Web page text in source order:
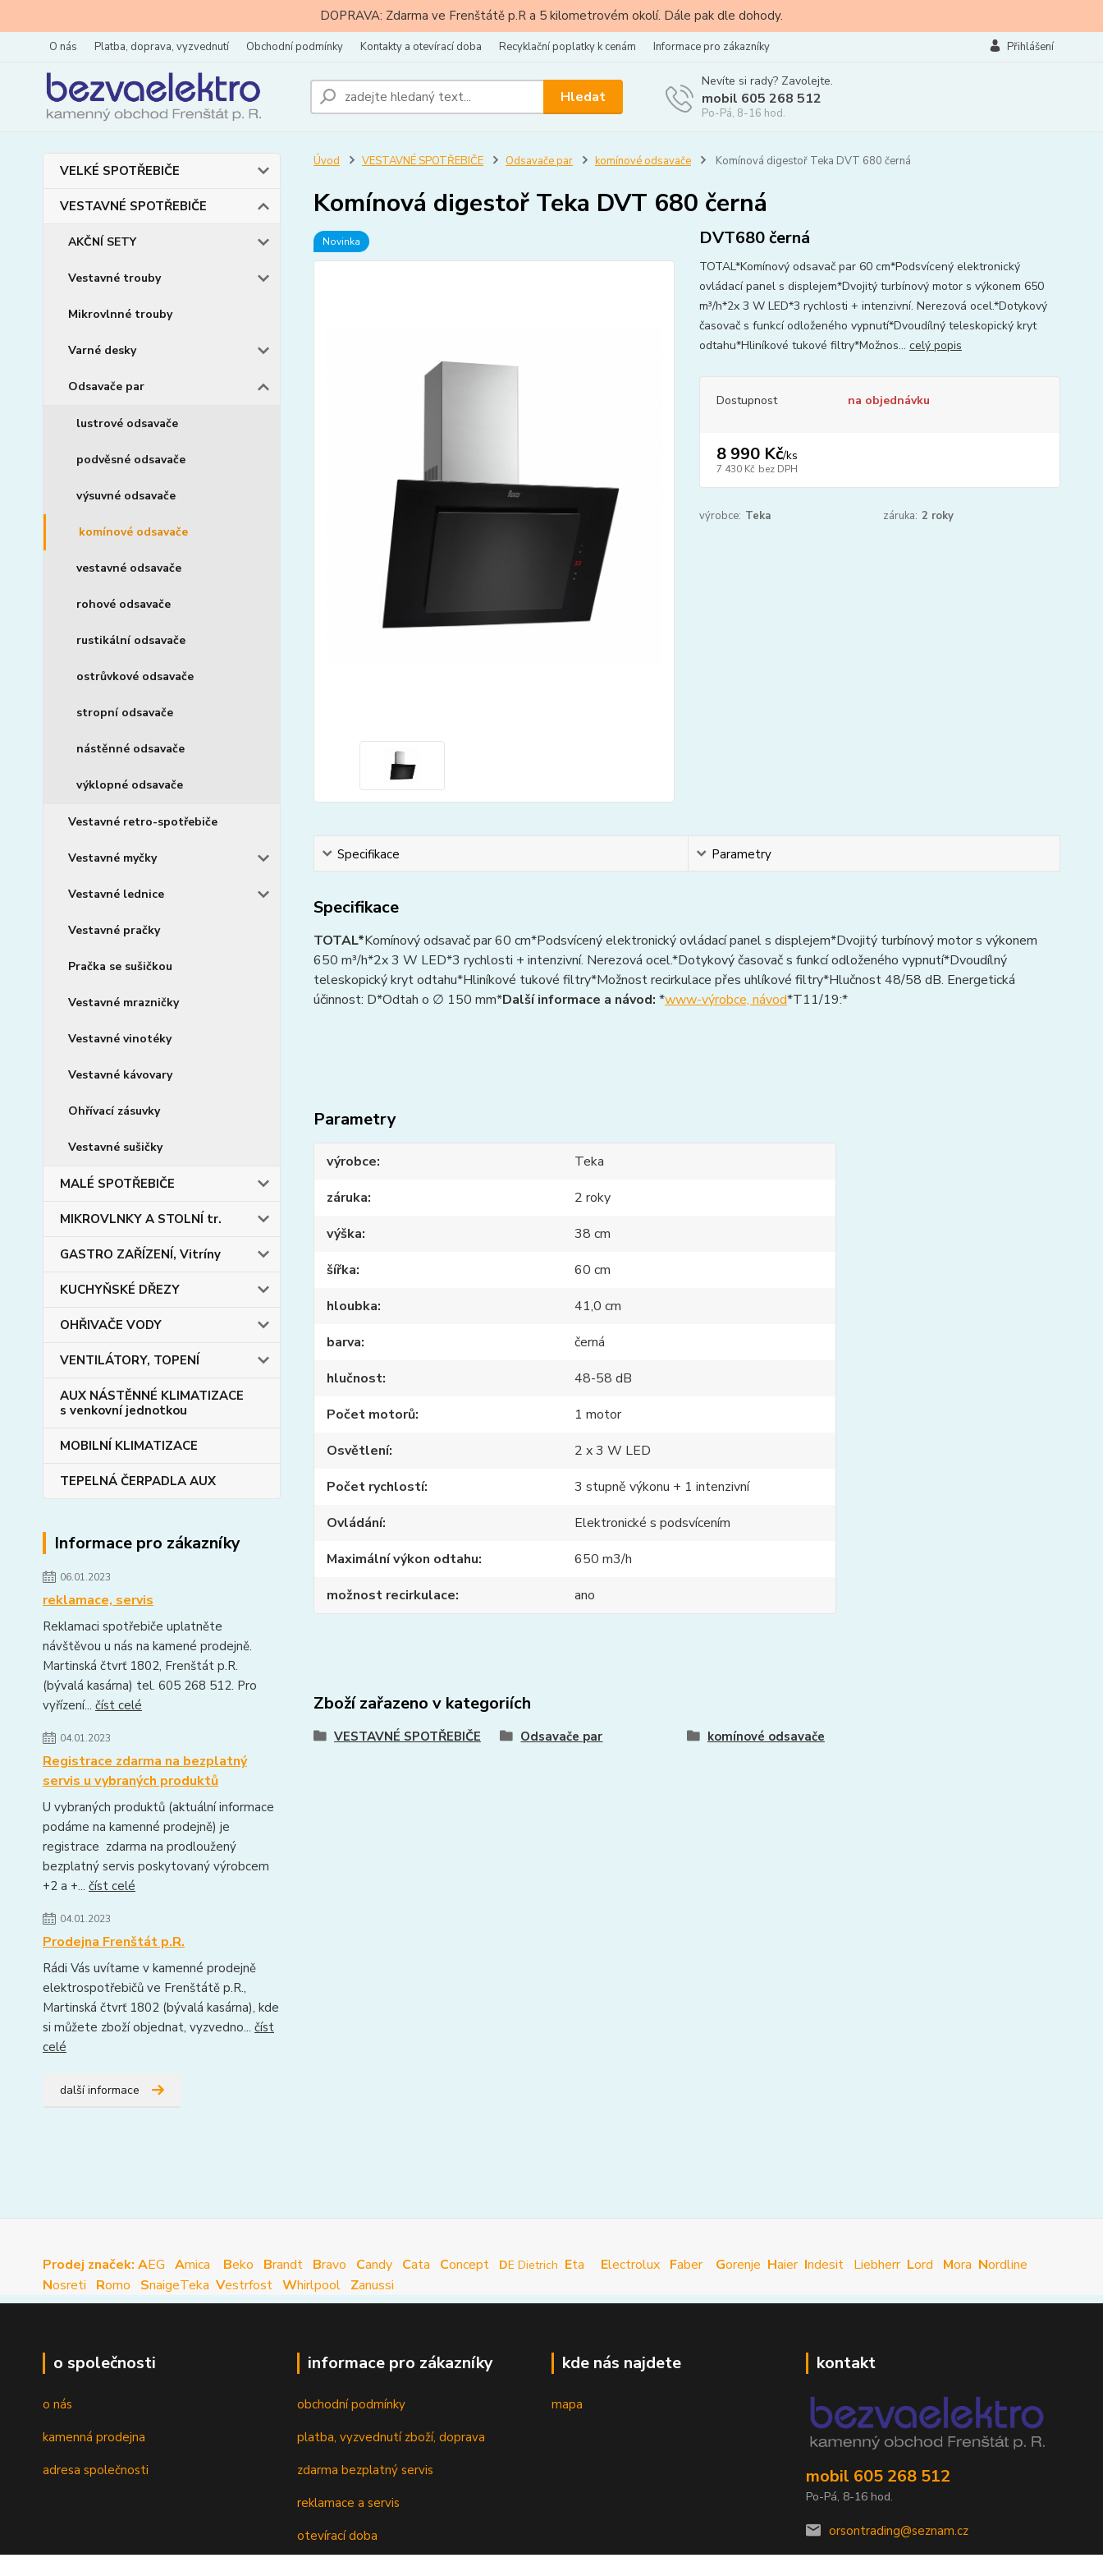
DOPRAVA: Zdarma ve Frenštátě p.R a 5 kilometrovém okolí. Dále pak dle dohody.
O nás Platba, doprava, vyzvednutí Obchodní podmínky Kontakty a otevírací doba Recyklační poplatky k cenám Informace pro zákazníky Přihlášení
Hledat
Nevíte si rady? Zavolejte.
mobil 605 268 512
Po-Pá, 8-16 hod.
VELKÉ SPOTŘEBIČE
VESTAVNÉ SPOTŘEBIČE
AKČNÍ SETY
Vestavné trouby
Mikrovlnné trouby
Varné desky
Odsavače par
lustrové odsavače
podvěsné odsavače
výsuvné odsavače
komínové odsavače
vestavné odsavače
rohové odsavače
rustikální odsavače
ostrůvkové odsavače
stropní odsavače
nástěnné odsavače
výklopné odsavače
Vestavné retro-spotřebiče
Vestavné myčky
Vestavné lednice
Vestavné pračky
Pračka se sušičkou
Vestavné mrazničky
Vestavné vinotéky
Vestavné kávovary
Ohřívací zásuvky
Vestavné sušičky
MALÉ SPOTŘEBIČE
MIKROVLNKY A STOLNÍ tr.
GASTRO ZAŘÍZENÍ, Vitríny
KUCHYŇSKÉ DŘEZY
OHŘIVAČE VODY
VENTILÁTORY, TOPENÍ
AUX NÁSTĚNNÉ KLIMATIZACE
s venkovní jednotkou
MOBILNÍ KLIMATIZACE
TEPELNÁ ČERPADLA AUX
Informace pro zákazníky
06.01.2023
reklamace, servis
Reklamaci spotřebiče uplatněte
návštěvou u nás na kamené prodejně.
Martinská čtvrť 1802, Frenštát p.R.
(bývalá kasárna) tel. 605 268 512. Pro
vyřízení... číst celé
04.01.2023
Registrace zdarma na bezplatný
servis u vybraných produktů
U vybraných produktů (aktuální informace
podáme na kamenné prodejně) je
registrace zdarma na prodloužený
bezplatný servis poskytovaný výrobcem
+2 a +... číst celé
04.01.2023
Prodejna Frenštát p.R.
Rádi Vás uvítame v kamenné prodejně
elektrospotřebičů ve Frenštátě p.R.,
Martinská čtvrť 1802 (bývalá kasárna), kde
si můžete zboží objednat, vyzvedno... číst
celé
další informace
Úvod VESTAVNÉ SPOTŘEBIČE Odsavače par komínové odsavače Komínová digestoř Teka DVT 680 černá
Komínová digestoř Teka DVT 680 černá
Novinka DVT680 černá
TOTAL*Komínový odsavač par 60 cm*Podsvícený elektronický
ovládací panel s displejem*Dvojitý turbínový motor s výkonem 650
m³/h*2x 3 W LED*3 rychlosti + intenzivní. Nerezová ocel.*Dotykový
časovač s funkcí odloženého vypnutí*Dvoudílný teleskopický kryt
odtahu*Hliníkové tukové filtry*Možnos... celý popis
Dostupnost na objednávku
8 990 Kč/ks
7 430 Kč bez DPH
výrobce: Teka záruka: 2 roky
Specifikace Parametry
Specifikace
TOTAL*Komínový odsavač par 60 cm*Podsvícený elektronický ovládací panel s displejem*Dvojitý turbínový motor s výkonem
650 m³/h*2x 3 W LED*3 rychlosti + intenzivní. Nerezová ocel.*Dotykový časovač s funkcí odloženého vypnutí*Dvoudílný
teleskopický kryt odtahu*Hliníkové tukové filtry*Možnost recirkulace přes uhlíkové filtry*Hlučnost 48/58 dB. Energetická
účinnost: D*Odtah o ∅ 150 mm*Další informace a návod: *www-výrobce, návod*T11/19:*
Parametry
výrobce
Teka
záruka
2 roky
výška
38 cm
šířka
60 cm
hloubka
41,0 cm
barva
černá
hlučnost
48-58 dB
Počet motorů
1 motor
Osvětlení
2 x 3 W LED
Počet rychlostí
3 stupně výkonu + 1 intenzivní
Ovládání
Elektronické s podsvícením
Maximální výkon odtahu
650 m3/h
možnost recirkulace
ano
Zboží zařazeno v kategoriích
VESTAVNÉ SPOTŘEBIČE Odsavače par komínové odsavače
Prodej značek: AEG Amica Beko Brandt Bravo Candy Cata Concept DE Dietrich Eta Electrolux Faber Gorenje Haier Indesit Liebherr Lord Mora Nordline
Nosreti Romo SnaigeTeka Vestrfost Whirlpool Zanussi
o společnosti
o nás
kamenná prodejna
adresa společnosti
informace pro zákazníky
obchodní podmínky
platba, vyzvednutí zboží, doprava
zdarma bezplatný servis
reklamace a servis
otevírací doba
kde nás najdete
mapa
kontakt
mobil 605 268 512
Po-Pá, 8-16 hod.
orsontrading@seznam.cz